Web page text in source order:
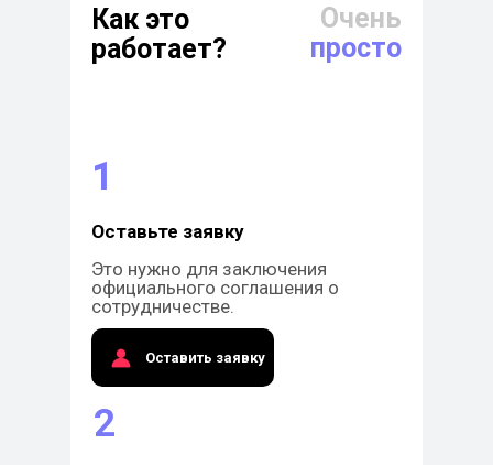
Как это
работает?
Очень
просто
1
2
Оставьте заявку
Это нужно для заключения
официального соглашения о
сотрудничестве.
Оставить заявку